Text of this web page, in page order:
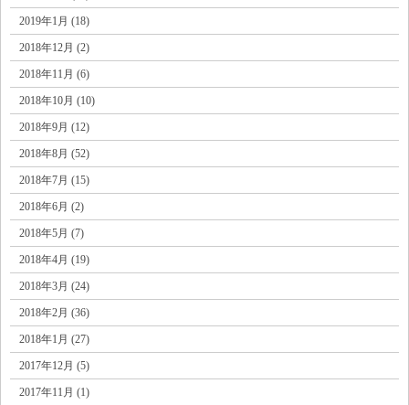
2019年1月 (18)
2018年12月 (2)
2018年11月 (6)
2018年10月 (10)
2018年9月 (12)
2018年8月 (52)
2018年7月 (15)
2018年6月 (2)
2018年5月 (7)
2018年4月 (19)
2018年3月 (24)
2018年2月 (36)
2018年1月 (27)
2017年12月 (5)
2017年11月 (1)